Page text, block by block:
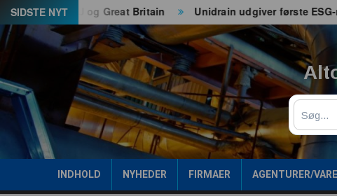
Spring
til
indhold
SIDSTE NYT
både EU og Great Britain Unidrain udgiver første ESG-
Søg
INDHOLD NYHEDER FIRMAER AGENTURER/